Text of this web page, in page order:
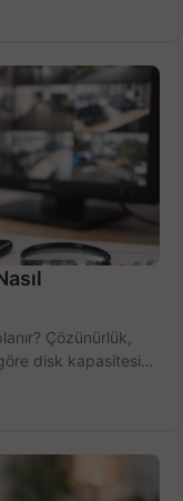
Çözünürlük,
disk kapasitesini